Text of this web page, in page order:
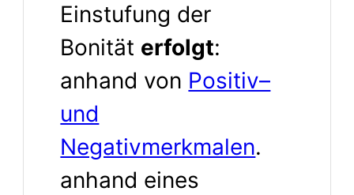
Einstufung der
Bonität erfolgt:
anhand von Positiv–
und
Negativmerkmalen.
anhand eines